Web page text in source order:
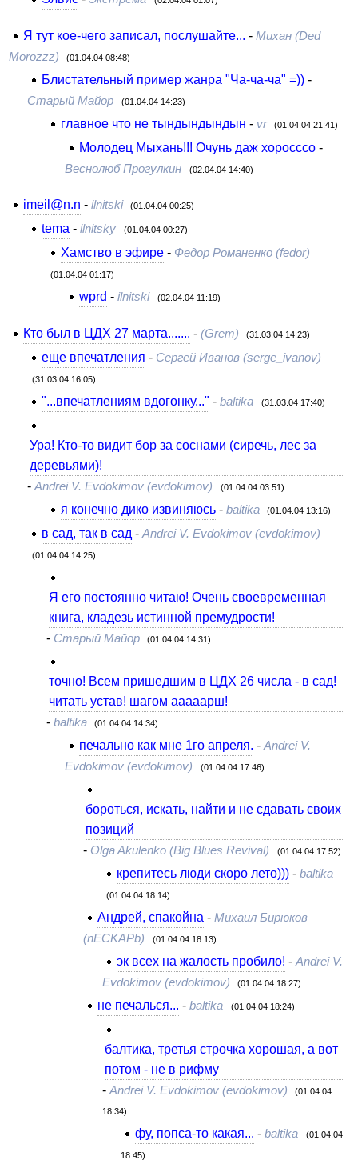
Я тут кое-чего записал, послушайте... - Михан (Ded
Morozzz)
(01.04.04 08:48)
Блистательный пример жанра "Ча-ча-ча" =)) -
Старый Майор (01.04.04 14:23)
главное что не тындындындын - vr (01.04.04 21:41)
Молодец Мыхань!!! Очунь даж хоросссо-
Веснолюб Прогулкин (02.04.04 14:40)
imeil@n.n - ilnitski (01.04.04 00:25)
tema -ilnitsky (01.04.04 00:27)
Хамство в эфире- Федор Романенко (fedor)
(01.04.04 01:17)
wprd - ilnitski (02.04.04 11:19)
Кто был в ЦДХ 27 марта....... - (Grem) (31.03.04 14:23)
еще впечатления - Сергей Иванов (serge_ivanov)
(31.03.04 16:05)
"...впечатлениям вдогонку..." -baltika (31.03.04 17:40)
Ура! Кто-то видит бор за соснами (сиречь, лес за
деревьями)!
-Andrei V. Evdokimov (evdokimov) (01.04.04 03:51)
я конечно дико извиняюсь- baltika (01.04.04 13:16)
в сад, так в сад -Andrei V. Evdokimov (evdokimov)
(01.04.04 14:25)
Я его постоянно читаю! Очень своевременная
книга, кладезь истинной премудрости!
- Старый Майор (01.04.04 14:31)
точно! Всем пришедшим в ЦДХ 26 числа - в сад!
читать устав! шагом ааааарш!
- baltika (01.04.04 14:34)
печально как мне 1го апреля. - Andrei V.
Evdokimov (evdokimov)
(01.04.04 17:46)
бороться, искать, найти и не сдавать своих
позиций
- Olga Akulenko (Big Blues Revival) (01.04.04 17:52)
крепитесь люди скоро лето)))- baltika
(01.04.04 18:14)
Андрей, спакойна -Михаил Бирюков
(nECKAPb)
(01.04.04 18:13)
эк всех на жалость пробило! - Andrei V.
Evdokimov (evdokimov)
(01.04.04 18:27)
не печалься... -baltika (01.04.04 18:24)
балтика, третья строчка хорошая, а вот
потом - не в рифму
- Andrei V. Evdokimov (evdokimov) (01.04.04
18:34)
фу, попса-то какая... -baltika (01.04.04
18:45)